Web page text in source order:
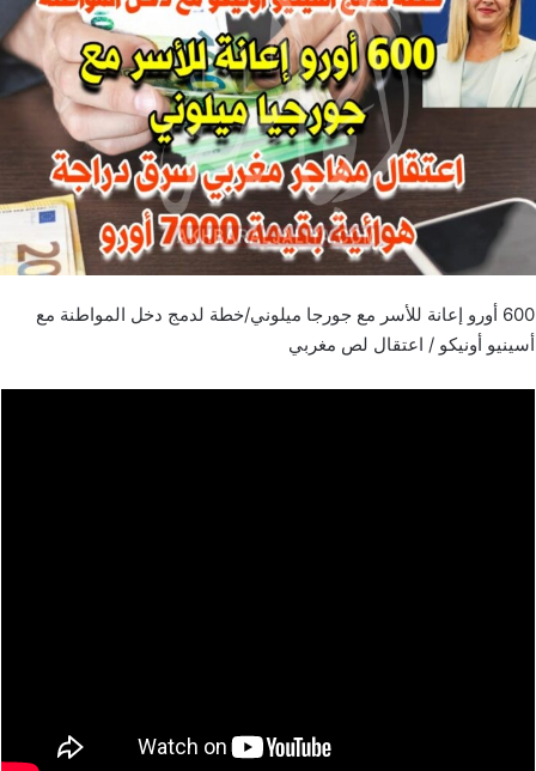
600 أورو إعانة للأسر مع جورجا ميلوني/خطة لدمج دخل المواطنة مع
أسينيو أونيكو / اعتقال لص مغربي